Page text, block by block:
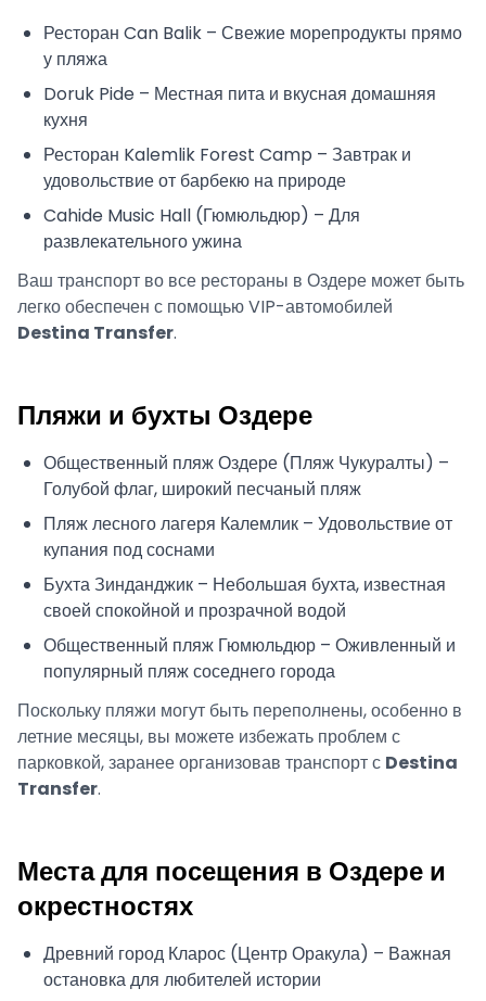
Ресторан Can Balik – Свежие морепродукты прямо
у пляжа
Doruk Pide – Местная пита и вкусная домашняя
кухня
Ресторан Kalemlik Forest Camp – Завтрак и
удовольствие от барбекю на природе
Cahide Music Hall (Гюмюльдюр) – Для
развлекательного ужина
Ваш транспорт во все рестораны в Оздере может быть
легко обеспечен с помощью VIP-автомобилей
Destina Transfer.
Пляжи и бухты Оздере
Общественный пляж Оздере (Пляж Чукуралты) –
Голубой флаг, широкий песчаный пляж
Пляж лесного лагеря Калемлик – Удовольствие от
купания под соснами
Бухта Зинданджик – Небольшая бухта, известная
своей спокойной и прозрачной водой
Общественный пляж Гюмюльдюр – Оживленный и
популярный пляж соседнего города
Поскольку пляжи могут быть переполнены, особенно в
летние месяцы, вы можете избежать проблем с
парковкой, заранее организовав транспорт с Destina
Transfer.
Места для посещения в Оздере и
окрестностях
Древний город Кларос (Центр Оракула) – Важная
остановка для любителей истории